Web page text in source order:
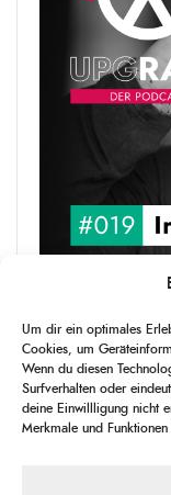
Um dir ein optimales
Cookies, um
Wenn du diesen
Surfverhalten oder
deine Einwillligung nicht
Merkmale und
Iris Völlnagel hat
und gearbeitet,
leidenschaftlich
[...]